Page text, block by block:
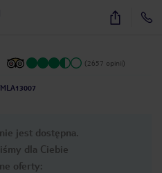
38
(2657 opinii)
MLA13007
jest dostępna.
dla Ciebie
oferty: